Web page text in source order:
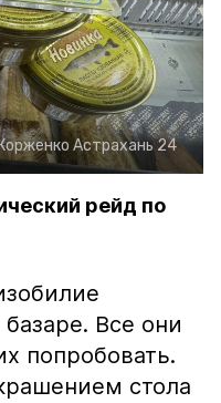
Астрахань 24
рейд по
Все они
попробовать.
стола